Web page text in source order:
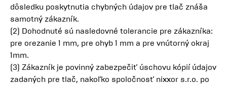
dôsledku poskytnutia chybných údajov pre tlač znáša
samotný zákazník.
(2) Dohodnuté sú nasledovné tolerancie pre zákazníka:
pre orezanie 1 mm, pre ohyb 1 mm a pre vnútorný okraj
1mm.
(3) Zákazník je povinný zabezpečiť úschovu kópií údajov
zadaných pre tlač, nakoľko spoločnosť nixxor s.r.o. po